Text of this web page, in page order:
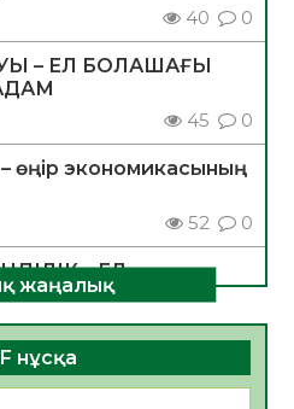
40 0
– ЕЛ БОЛАШАҒЫ
45 0
өңір экономикасының
52 0
– ЕЛ
50 0
– БОЛАШАҚҚА
жаңалық
нұсқа